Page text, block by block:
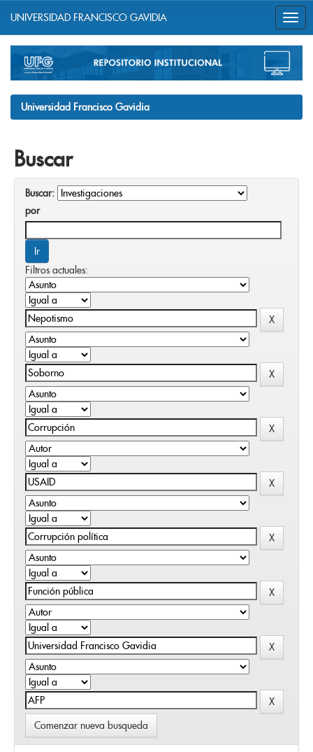
navigation
UNIVERSIDAD FRANCISCO GAVIDIA
Universidad Francisco Gavidia
Buscar
Buscar:
por
Filtros actuales:
Comenzar nueva busqueda